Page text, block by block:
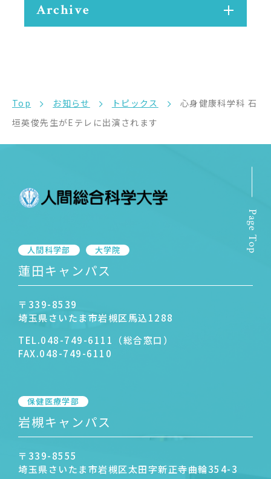
公式SNS
Archive
Top お知らせ トピックス
心身健康科学科 石
垣英俊先生がEテレに出演されます
人間科学部 大学院
蓮田キャンパス
〒339-8539
埼玉県さいたま市岩槻区馬込1288
TEL.048-749-6111（総合窓口）
FAX.048-749-6110
保健医療学部
岩槻キャンパス
〒339-8555
埼玉県さいたま市岩槻区太田字新正寺曲輪354-3
Page Top